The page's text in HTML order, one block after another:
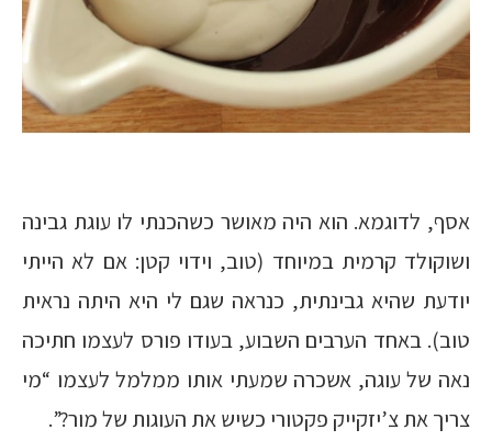
אסף, לדוגמא. הוא היה מאושר כשהכנתי לו עוגת גבינה
ושוקולד קרמית במיוחד (טוב, וידוי קטן: אם לא הייתי
יודעת שהיא גבינתית, כנראה שגם לי היא היתה נראית
טוב). באחד הערבים השבוע, בעודו פורס לעצמו חתיכה
נאה של עוגה, אשכרה שמעתי אותו ממלמל לעצמו “מי
צריך את צ’יזקייק פקטורי כשיש את העוגות של מור?”.